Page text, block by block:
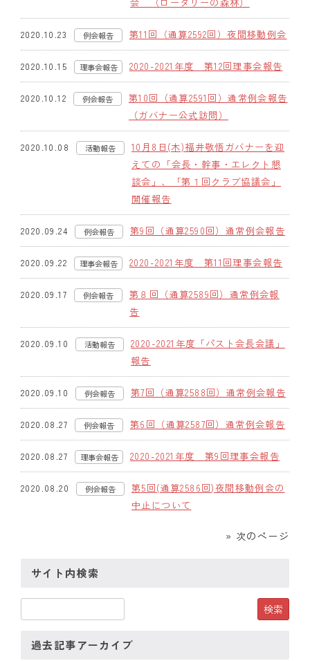
リンク集
情報公開
入会のご案内
2020.10.23 例会報告 第11回（通算2592回）夜間移動例会
2020.10.15 理事会報告 2020-2021年度 第12回理事会報告
2020.10.12 例会報告
第10回（通算2591回）通常例会報告
（ガバナー公式訪問）
2020.10.08 活動報告
10月8日(木)福井敬悟ガバナーを迎
えての「会長・幹事・エレクト懇
談会」、「第１回クラブ協議会」
開催報告
2020.09.24 例会報告 第9回（通算2590回）通常例会報告
2020.09.22 理事会報告 2020-2021年度 第11回理事会報告
2020.09.17 例会報告
第８回（通算2589回）通常例会報
告
2020.09.10 活動報告
2020-2021年度「パスト会長会議」
報告
2020.09.10 例会報告 第7回（通算2588回）通常例会報告
2020.08.27 例会報告 第6回（通算2587回）通常例会報告
2020.08.27 理事会報告 2020-2021年度 第9回理事会報告
2020.08.20 例会報告
第5回(通算2586回)夜間移動例会の
中止について
» 次のページ
サイト内検索
過去記事アーカイブ